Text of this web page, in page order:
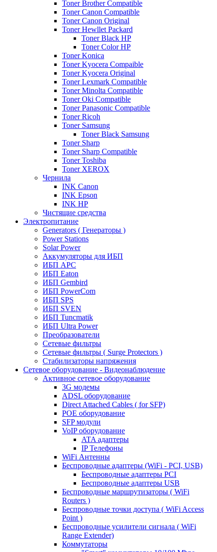
Toner Brother Compatible
Toner Canon Compatible
Toner Canon Original
Toner Hewllet Packard
Toner Black HP
Toner Color HP
Toner Konica
Toner Kyocera Compaible
Toner Kyocera Original
Toner Lexmark Compatible
Toner Minolta Compatible
Toner Oki Compatible
Toner Panasonic Compatible
Toner Ricoh
Toner Samsung
Toner Black Samsung
Toner Sharp
Toner Sharp Compatible
Toner Toshiba
Toner XEROX
Чернила
INK Canon
INK Epson
INK HP
Чистящие средства
Электропитание
Generators ( Генераторы )
Power Stations
Solar Power
Аккумуляторы для ИБП
ИБП APC
ИБП Eaton
ИБП Gembird
ИБП PowerCom
ИБП SPS
ИБП SVEN
ИБП Tuncmatik
ИБП Ultra Power
Преобразователи
Сетевые фильтры
Сетевые фильтры ( Surge Protectors )
Стабилизаторы напряжения
Сетевое оборудование - Видеонаблюдение
Активное сетевое оборудование
3G модемы
ADSL оборудование
Direct Attached Cables ( for SFP)
POE оборудование
SFP модули
VoIP оборудование
ATA адаптеры
IP Телефоны
WiFi Антенны
Беспроводные адаптеры (WiFi - PCI, USB)
Беспроводные адаптеры PCI
Беспроводные адаптеры USB
Беспроводные маршрутизаторы ( WiFi
Routers )
Беспроводные точки доступа ( WiFi Access
Point )
Беспроводные усилители сигнала ( WiFi
Range Extender)
Коммутаторы